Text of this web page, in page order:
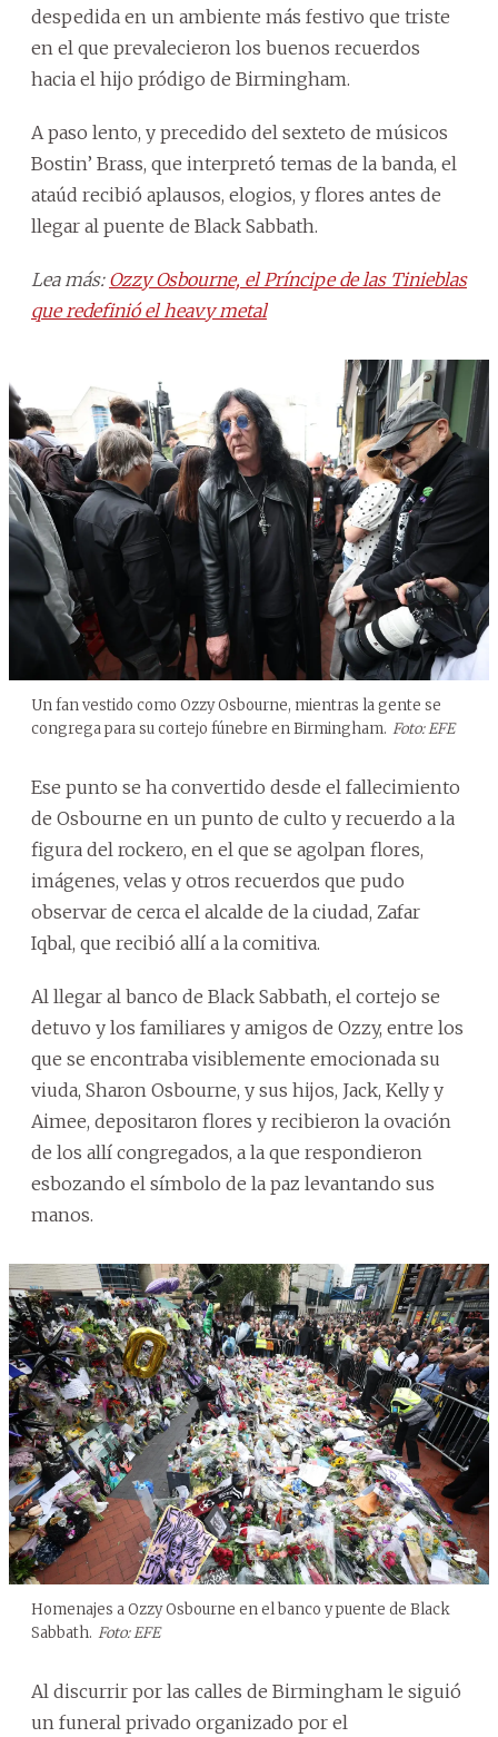
despedida en un ambiente más festivo que triste
en el que prevalecieron los buenos recuerdos
hacia el hijo pródigo de Birmingham.
A paso lento, y precedido del sexteto de músicos
Bostin’ Brass, que interpretó temas de la banda, el
ataúd recibió aplausos, elogios, y flores antes de
llegar al puente de Black Sabbath.
Lea más: Ozzy Osbourne, el Príncipe de las Tinieblas
que redefinió el heavy metal
Un fan vestido como Ozzy Osbourne, mientras la gente se
congrega para su cortejo fúnebre en Birmingham. Foto: EFE
Ese punto se ha convertido desde el fallecimiento
de Osbourne en un punto de culto y recuerdo a la
figura del rockero, en el que se agolpan flores,
imágenes, velas y otros recuerdos que pudo
observar de cerca el alcalde de la ciudad, Zafar
Iqbal, que recibió allí a la comitiva.
Al llegar al banco de Black Sabbath, el cortejo se
detuvo y los familiares y amigos de Ozzy, entre los
que se encontraba visiblemente emocionada su
viuda, Sharon Osbourne, y sus hijos, Jack, Kelly y
Aimee, depositaron flores y recibieron la ovación
de los allí congregados, a la que respondieron
esbozando el símbolo de la paz levantando sus
manos.
Homenajes a Ozzy Osbourne en el banco y puente de Black
Sabbath. Foto: EFE
Al discurrir por las calles de Birmingham le siguió
un funeral privado organizado por el